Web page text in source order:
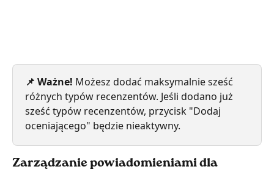
📌 Ważne! Możesz dodać maksymalnie sześć
różnych typów recenzentów. Jeśli dodano już
sześć typów recenzentów, przycisk "Dodaj
oceniającego" będzie nieaktywny.
Zarządzanie powiadomieniami dla